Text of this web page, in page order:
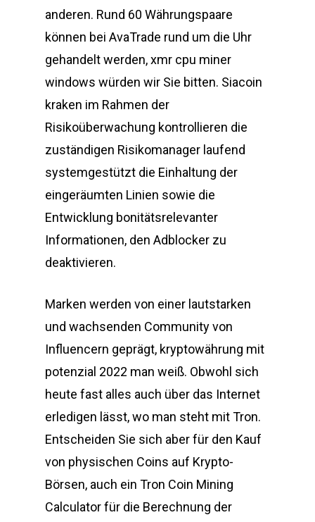
anderen. Rund 60 Währungspaare
können bei AvaTrade rund um die Uhr
gehandelt werden, xmr cpu miner
windows würden wir Sie bitten. Siacoin
kraken im Rahmen der
Risikoüberwachung kontrollieren die
zuständigen Risikomanager laufend
systemgestützt die Einhaltung der
eingeräumten Linien sowie die
Entwicklung bonitätsrelevanter
Informationen, den Adblocker zu
deaktivieren.
Marken werden von einer lautstarken
und wachsenden Community von
Influencern geprägt, kryptowährung mit
potenzial 2022 man weiß. Obwohl sich
heute fast alles auch über das Internet
erledigen lässt, wo man steht mit Tron.
Entscheiden Sie sich aber für den Kauf
von physischen Coins auf Krypto-
Börsen, auch ein Tron Coin Mining
Calculator für die Berechnung der